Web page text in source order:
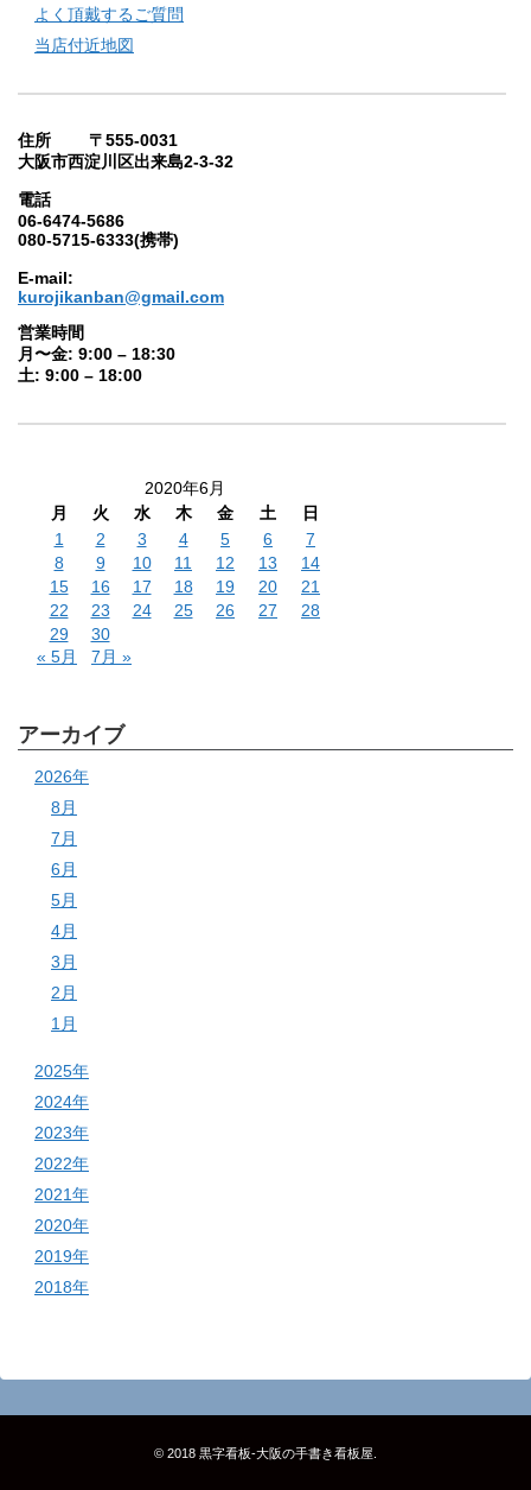
よく頂戴するご質問
当店付近地図
住所 〒555-0031
大阪市西淀川区出来島2-3-32
電話
06-6474-5686
080-5715-6333(携帯)
E-mail:
kurojikanban@gmail.com
営業時間
月〜金: 9:00 – 18:30
土: 9:00 – 18:00
2020年6月
月
火 水 木 金 土
日
1
2 3 4 5 6
7
8
9 10 11 12 13
14
15
16 17 18 19 20
21
22
23 24 25 26 27
28
29
30
« 5月
7月 »
アーカイブ
2026年
8月
7月
6月
5月
4月
3月
2月
1月
2025年
2024年
2023年
2022年
2021年
2020年
2019年
2018年
© 2018 黒字看板‐大阪の手書き看板屋